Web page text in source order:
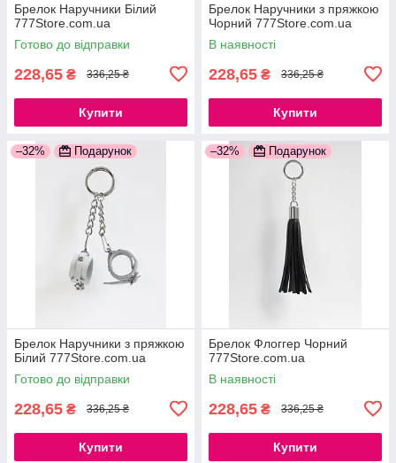
Брелок Наручники Білий
777Store.com.ua
Готово до відправки
228,65 ₴ 336,25 ₴
Купити
Брелок Наручники з пряжкою
Чорний 777Store.com.ua
В наявності
228,65 ₴ 336,25 ₴
Купити
–32% Подарунок
Брелок Наручники з пряжкою
Білий 777Store.com.ua
Готово до відправки
228,65 ₴ 336,25 ₴
Купити
–32% Подарунок
Брелок Флоггер Чорний
777Store.com.ua
В наявності
228,65 ₴ 336,25 ₴
Купити